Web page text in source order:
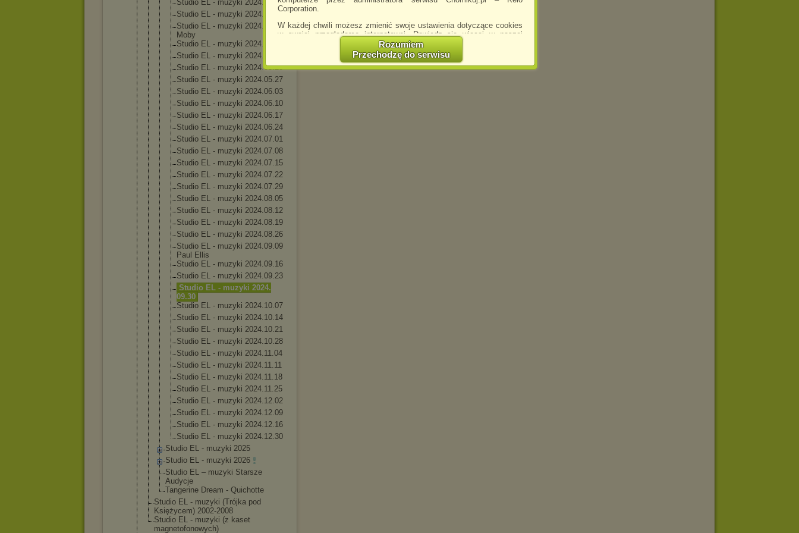
Corporation.
W każdej chwili możesz zmienić swoje ustawienia dotyczące cookies
w swojej przeglądarce internetowej. Dowiedz się więcej w naszej
http://chomikuj.pl/PolitykaPrywatnosci.aspx
Jednocześnie informujemy że zmiana ustawień przeglądarki może
spowodować ograniczenie korzystania ze strony Chomikuj.pl.
prosimy o opuszczenie serwisu chomikuj.pl.
Wykorzystanie plików cookies
(dostosowanie reklam do Twoich potrzeb, analiza skuteczności działań
marketingowych).
Wyrażenie sprzeciwu spowoduje, że wyświetlana Ci reklama nie
będzie dopasowana do Twoich preferencji, a będzie to reklama
wyświetlona przypadkowo.
Istnieje możliwość zmiany ustawień przeglądarki internetowej w
sposób uniemożliwiający przechowywanie plików cookies na
urządzeniu końcowym. Można również usunąć pliki cookies,
dokonując odpowiednich zmian w ustawieniach przeglądarki
internetowej.
Pełną informację na ten temat znajdziesz pod adresem
http://chomikuj.pl/PolitykaPrywatnosci.aspx
Rozumiem
Przechodzę do serwisu
Studio EL - muzyki 2024.
04.15
Studio EL - muzyki 2024.
04.22
Studio EL - muzyki 2024.
04.29 -
Moby
Studio EL - muzyki 2024.
Studio EL - muzyki 2024.
Studio EL - muzyki 2024.05.20
Studio EL - muzyki 2024.05.27
Studio EL - muzyki 2024.06.03
Studio EL - muzyki 2024.06.10
Studio EL - muzyki 2024.06.17
Studio EL - muzyki 2024.06.24
Studio EL - muzyki 2024.07.01
Studio EL - muzyki 2024.07.08
Studio EL - muzyki 2024.07.15
Studio EL - muzyki 2024.07.22
Studio EL - muzyki 2024.07.29
Studio EL - muzyki 2024.08.05
Studio EL - muzyki 2024.08.12
Studio EL - muzyki 2024.08.19
Studio EL - muzyki 2024.08.26
Studio EL - muzyki 2024.09.09
Paul Ellis
Studio EL - muzyki 2024.09.16
Studio EL - muzyki 2024.09.23
Studio EL - muzyki 2024.
09.30
Studio EL - muzyki 2024.10.07
Studio EL - muzyki 2024.10.14
Studio EL - muzyki 2024.10.21
Studio EL - muzyki 2024.10.28
Studio EL - muzyki 2024.11.04
Studio EL - muzyki 2024.11.11
Studio EL - muzyki 2024.11.18
Studio EL - muzyki 2024.11.25
Studio EL - muzyki 2024.12.02
Studio EL - muzyki 2024.12.09
Studio EL - muzyki 2024.12.16
Studio EL - muzyki 2024.12.30
Studio EL - muzyki 2025
Studio EL - muzyki 2026
Studio EL – muzyki Starsze
Audycje
Tangerine Dream - Quichotte
Studio EL - muzyki (Trójka pod
Księżycem) 2002-2008
Studio EL - muzyki (z kaset
magnetofonowych)